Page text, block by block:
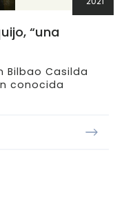
“una
Bilbao Casilda
conocida